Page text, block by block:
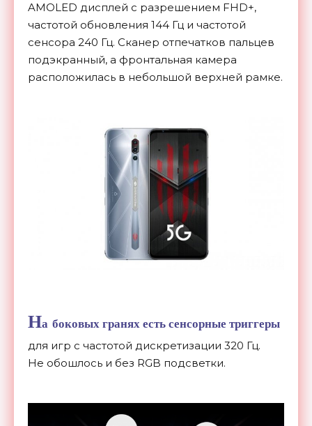
AMOLED дисплей с разрешением FHD+,
частотой обновления 144 Гц и частотой
сенсора 240 Гц. Сканер отпечатков пальцев
подэкранный, а фронтальная камера
расположилась в небольшой верхней рамке.
На боковых гранях есть сенсорные триггеры
для игр с частотой дискретизации 320 Гц.
Не обошлось и без RGB подсветки.